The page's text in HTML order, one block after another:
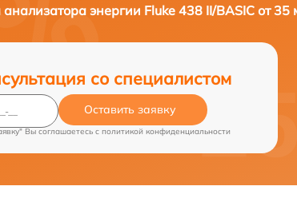
энергии Fluke 438 II/BASIC от 35
со специалистом
Оставить заявку
Вы соглашаетесь c политикой конфиденциальности